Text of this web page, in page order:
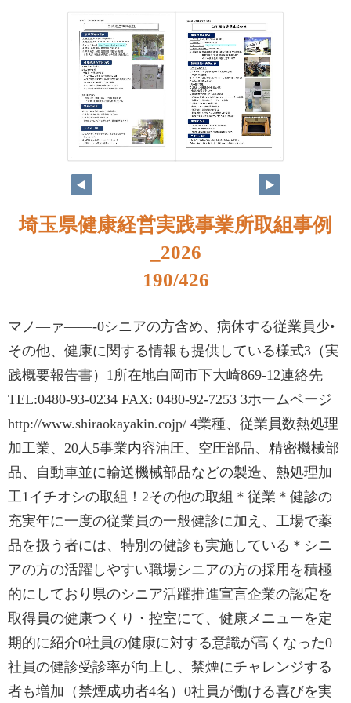
埼玉県健康経営実践事業所取組事例
_2026
190/426
マノ―ァ――-0シニアの方含め、病休する従業員少•
その他、健康に関する情報も提供している様式3（実
践概要報告書）1所在地白岡市下大崎869-12連絡先
TEL:0480-93-0234 FAX: 0480-92-7253 3ホームページ
http://www.shiraokayakin.cojp/ 4業種、従業員数熱処理
加工業、20人5事業内容油圧、空圧部品、精密機械部
品、自動車並に輸送機械部品などの製造、熱処理加
工1イチオシの取組！2その他の取組＊従業＊健診の
充実年に一度の従業員の一般健診に加え、工場で薬
品を扱う者には、特別の健診も実施している＊シニ
アの方の活躍しやすい職場シニアの方の採用を積極
的にしており県のシニア活躍推進宣言企業の認定を
取得員の健康つくり・控室にて、健康メニューを定
期的に紹介0社員の健康に対する意識が高くなった0
社員の健診受診率が向上し、禁煙にチャレンジする
者も増加（禁煙成功者4名）0社員が働ける喜びを実